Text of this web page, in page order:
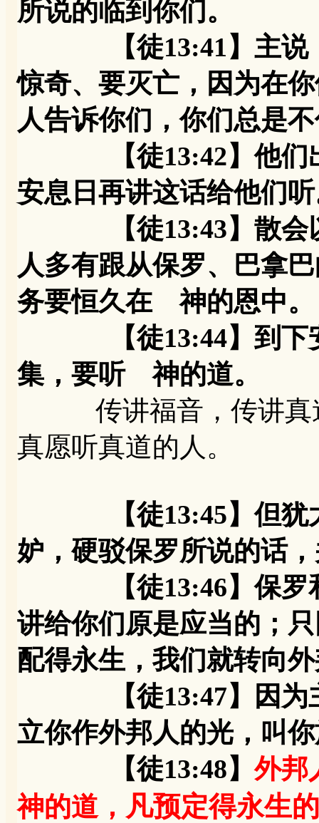
所说的临到你们。
【徒13:41】主说：‘
惊奇、要灭亡，因为在
人告诉你们，你们总是不
【徒13:42】他们出
安息日再讲这话给他们
【徒13:43】散会以
人多有跟从保罗、巴拿
务要恒久在 神的恩中。
【徒13:44】到下安
集，要听 神的道。
传讲福音，传讲真道
真愿听真道的人。
【徒13:45】但
妒，硬驳保罗所说的话
【徒13:46】保罗和
讲给你们原是应当的；
配得永生，我们就转向
【徒13:47】因为主
立你作外邦人的光，叫
【徒13:48】外邦
神的道， 凡预定得永生